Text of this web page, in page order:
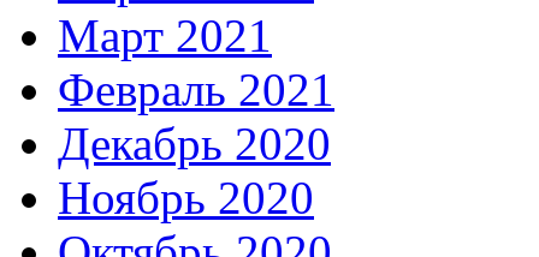
Март 2021
Февраль 2021
Декабрь 2020
Ноябрь 2020